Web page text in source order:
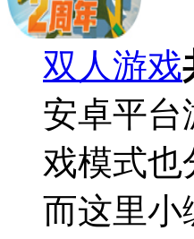
双人游戏
安卓平台
戏模式
而这里小